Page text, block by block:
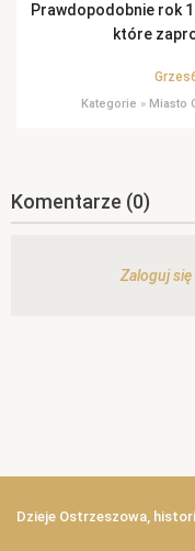
Prawdopodobnie rok
które
Kategorie » Miasto
Komentarze (0)
Zaloguj się
Dzieje Ostrzeszowa,